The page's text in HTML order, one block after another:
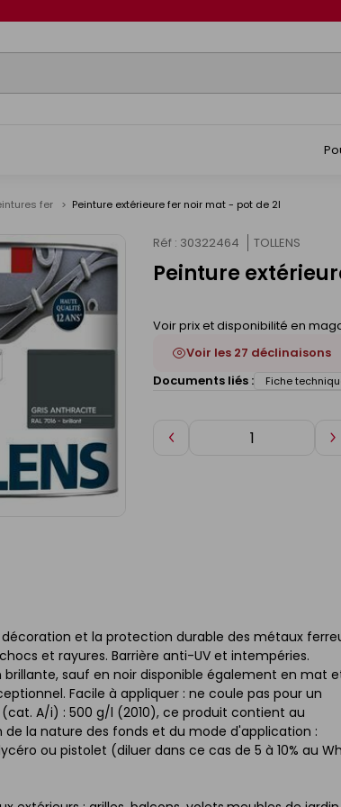
fer Peinture extérieure fer noir mat - pot de 2l
Réf : 30322464 TOLLENS
Peinture
Voir prix et disponibilité en
Voir les 27 déclinaisons
Documents liés :
Fiche
Diminuer
et la protection durable des métaux
et rayures. Barrière anti-UV et intempéries.
sauf en noir disponible également en mat
Facile à appliquer : ne coule pas pour un
A/i) : 500 g/l (2010), ce produit contient au
la nature des fonds et du mode d'application :
ou pistolet (diluer dans ce cas de 5 à 10% au